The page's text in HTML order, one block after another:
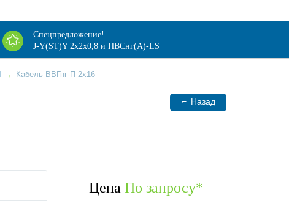
Спецпредложение!
J-Y(ST)Y 2х2х0,8 и ПВСнг(А)-LS
→ Кабель ВВГнг-П 2x16
← Назад
Цена По запросу*